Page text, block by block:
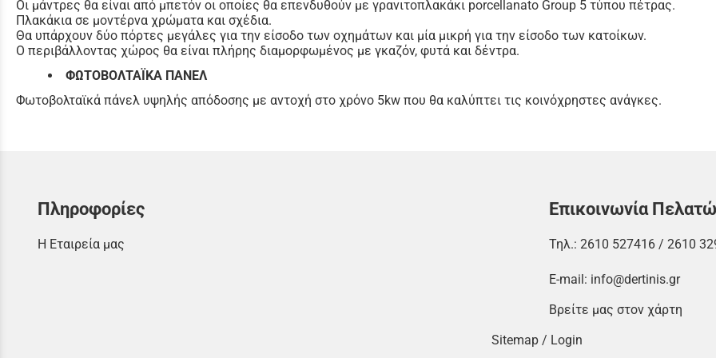
Οι μάντρες θα είναι από μπετόν οι οποίες θα επενδυθούν με γρανιτοπλακάκι porcellanato Group 5 τύπου πέτρας.
Πλακάκια σε μοντέρνα χρώματα και σχέδια.
Θα υπάρχουν δύο πόρτες μεγάλες για την είσοδο των οχημάτων και μία μικρή για την είσοδο των κατοίκων.
Ο περιβάλλοντας χώρος θα είναι πλήρης διαμορφωμένος με γκαζόν, φυτά και δέντρα.
ΦΩΤΟΒΟΛΤΑΪΚΑ ΠΑΝΕΛ
Φωτοβολταϊκά πάνελ υψηλής απόδοσης με αντοχή στο χρόνο 5kw που θα καλύπτει τις κοινόχρηστες ανάγκες.
Πληροφορίες
Η Εταιρεία μας
Επικοινωνία
Τηλ.: 2610 527416 / 2610
E-mail: info@dertinis.gr
Βρείτε μας στον χάρτη
Sitemap / Login